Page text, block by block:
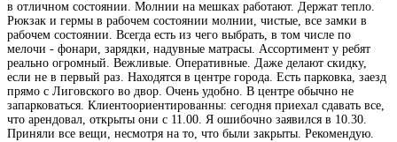
в отличном состоянии. Молнии на мешках работают. Держат тепло.
Рюкзак и гермы в рабочем состоянии молнии, чистые, все замки в
рабочем состоянии. Всегда есть из чего выбрать, в том числе по
мелочи - фонари, зарядки, надувные матрасы. Ассортимент у ребят
реально огромный. Вежливые. Оперативные. Даже делают скидку,
если не в первый раз. Находятся в центре города. Есть парковка, заезд
прямо с Лиговского во двор. Очень удобно. В центре обычно не
запарковаться. Клиентоориентированны: сегодня приехал сдавать все,
что арендовал, открыты они с 11.00. Я ошибочно заявился в 10.30.
Приняли все вещи, несмотря на то, что были закрыты. Рекомендую.